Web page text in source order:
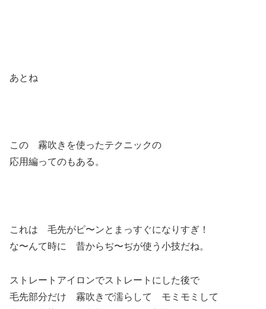
あとね
この 霧吹きを使ったテクニックの
応用編ってのもある。
これは 毛先がピ〜ンとまっすぐになりすぎ！
な〜んて時に 昔からぢ〜ぢが使う小技だね。
ストレートアイロンでストレートにした後で
毛先部分だけ 霧吹きで濡らして モミモミして